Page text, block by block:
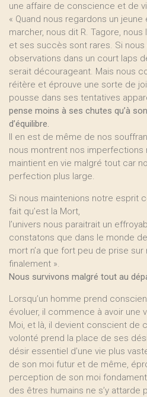
une affaire de conscience et de
« Quand nous regardons un
marcher, nous dit R. Tagore,
et ses succès sont rares. Si
observations dans un court laps
serait décourageant. Mais nous
réitère et éprouve une sorte de
pousse dans ses tentatives
pense moins à ses chutes qu’à
d’équilibre.
Il en est de même de nos
nous montrent nos imperfections
maintient en vie malgré tout car
perfection plus large.
Si nous maintenions notre esprit
fait qu’est la Mort,
l’univers nous paraitrait un
constatons que dans le monde
mort n’a que fort peu de prise
finalement ».
Nous survivons malgré tout au
Lorsqu’un homme prend
évoluer, il commence à avoir une
Moi, et là, il devient conscient de
volonté prend la place de ses
désir essentiel d’une vie plus
de son moi futur et de même,
perception de son moi
des êtres humains ne s’y attarde